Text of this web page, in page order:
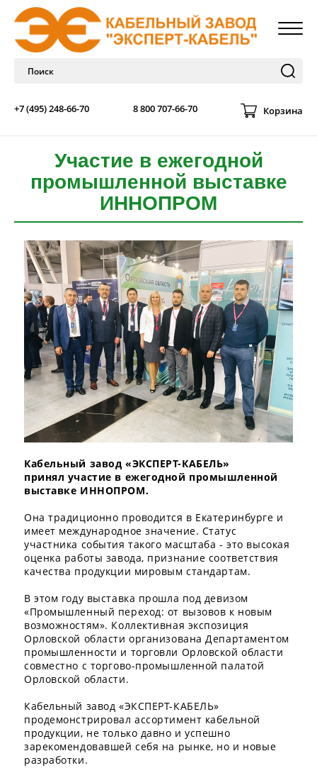
+7 (495) 248-66-70 8 800 707-66-70 Корзина
Участие в ежегодной
промышленной выставке
ИННОПРОМ
Кабельный завод «ЭКСПЕРТ-КАБЕЛЬ»
принял участие в ежегодной промышленной
выставке ИННОПРОМ.
Она традиционно проводится в Екатеринбурге и
имеет международное значение. Статус
участника события такого масштаба - это высокая
оценка работы завода, признание соответствия
качества продукции мировым стандартам.
В этом году выставка прошла под девизом
«Промышленный переход: от вызовов к новым
возможностям». Коллективная экспозиция
Орловской области организована Департаментом
промышленности и торговли Орловской области
совместно с торгово-промышленной палатой
Орловской области.
Кабельный завод «ЭКСПЕРТ-КАБЕЛЬ»
продемонстрировал ассортимент кабельной
продукции, не только давно и успешно
зарекомендовавшей себя на рынке, но и новые
разработки.